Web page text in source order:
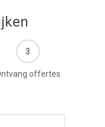
3
offertes